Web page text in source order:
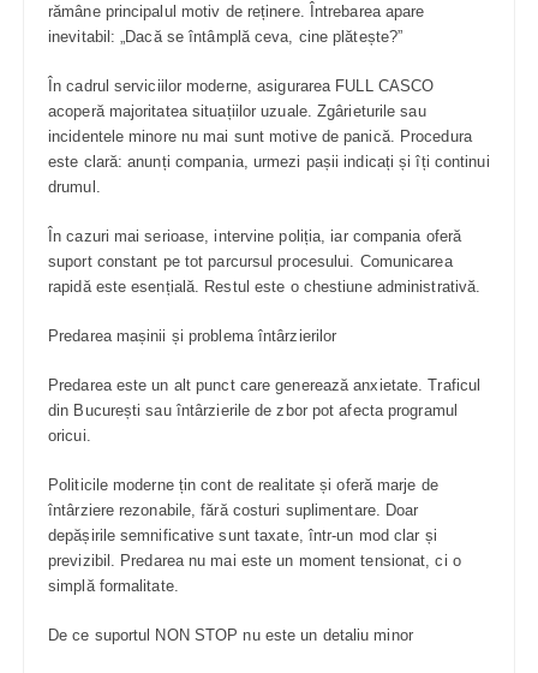
rămâne principalul motiv de reținere. Întrebarea apare
inevitabil: „Dacă se întâmplă ceva, cine plătește?”
În cadrul serviciilor moderne, asigurarea FULL CASCO
acoperă majoritatea situațiilor uzuale. Zgârieturile sau
incidentele minore nu mai sunt motive de panică. Procedura
este clară: anunți compania, urmezi pașii indicați și îți continui
drumul.
În cazuri mai serioase, intervine poliția, iar compania oferă
suport constant pe tot parcursul procesului. Comunicarea
rapidă este esențială. Restul este o chestiune administrativă.
Predarea mașinii și problema întârzierilor
Predarea este un alt punct care generează anxietate. Traficul
din București sau întârzierile de zbor pot afecta programul
oricui.
Politicile moderne țin cont de realitate și oferă marje de
întârziere rezonabile, fără costuri suplimentare. Doar
depășirile semnificative sunt taxate, într-un mod clar și
previzibil. Predarea nu mai este un moment tensionat, ci o
simplă formalitate.
De ce suportul NON STOP nu este un detaliu minor